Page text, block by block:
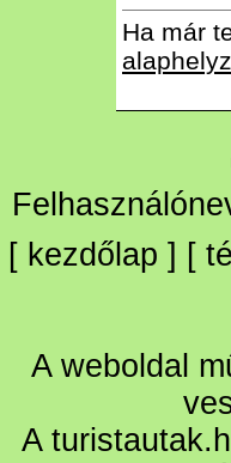
Ha már
[ kezdőlap ] [
A weboldal
A